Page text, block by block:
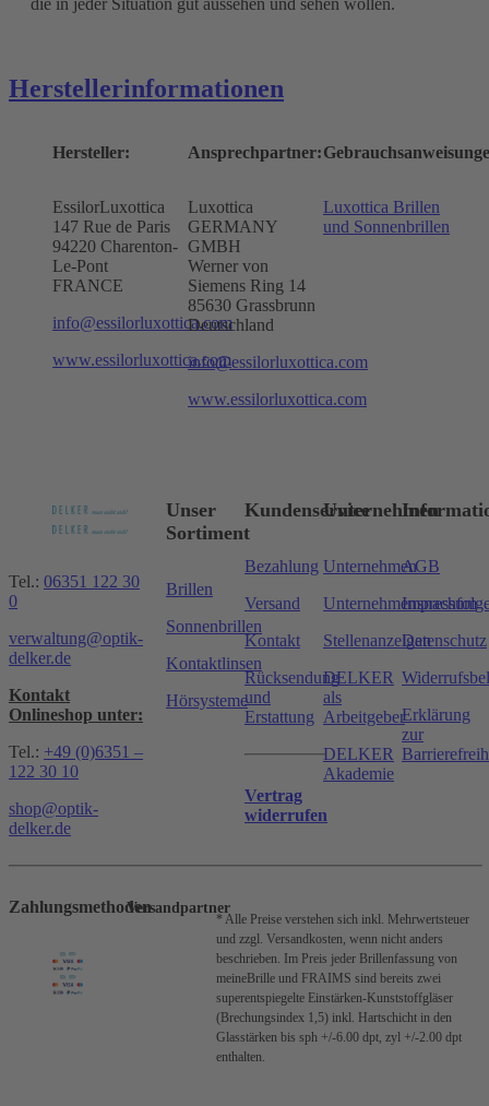
Herstellerinformationen
Hersteller:
EssilorLuxottica
147 Rue de Paris
94220 Charenton-
Le-Pont
FRANCE
info@essilorluxottica.com
www.essilorluxottica.com
Ansprechpartner:
Luxottica
GERMANY
GMBH
Werner von
Siemens Ring 14
85630 Grassbrunn
Deutschland
info@essilorluxottica.com
www.essilorluxottica.com
Luxottica Brillen
und Sonnenbrillen
Tel.: 06351 122 30
0
verwaltung@optik-
delker.de
Kontakt
Onlineshop unter:
Tel.: +49 (0)6351 –
122 30 10
shop@optik-
delker.de
Unser
Sortiment
Brillen
Sonnenbrillen
Kontaktlinsen
Hörsysteme
Kundenservice
Bezahlung
Versand
Kontakt
Rücksendung
und
Erstattung
Vertrag
widerrufen
Unternehmen
Unternehmen
Stellenanzeigen
DELKER
als
Arbeitgeber
DELKER
Akademie
AGB
Impressum
Datenschutz
Erklärung
zur
ZahlungsmethodenVersandpartner
* Alle Preise verstehen sich inkl. Mehrwertsteuer
und zzgl. Versandkosten, wenn nicht anders
beschrieben. Im Preis jeder Brillenfassung von
meineBrille und FRAIMS sind bereits zwei
superentspiegelte Einstärken-Kunststoffgläser
(Brechungsindex 1,5) inkl. Hartschicht in den
Glasstärken bis sph +/-6.00 dpt, zyl +/-2.00 dpt
enthalten.